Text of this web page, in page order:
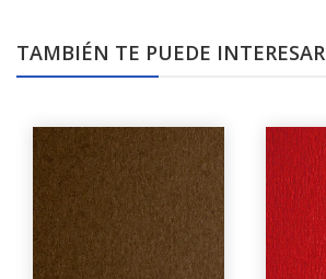
TAMBIÉN TE PUEDE INTERESAR